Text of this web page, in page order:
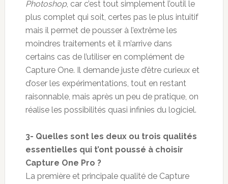
Photoshop, car c’est tout simplement l’outil le
plus complet qui soit, certes pas le plus intuitif
mais il permet de pousser à l’extrême les
moindres traitements et il m’arrive dans
certains cas de l’utiliser en complément de
Capture One. Il demande juste d’être curieux et
d’oser les expérimentations, tout en restant
raisonnable, mais après un peu de pratique, on
réalise les possibilités quasi infinies du logiciel.
3- Quelles sont les deux ou trois qualités
essentielles qui t’ont poussé à choisir
Capture One Pro ?
La première et principale qualité de Capture